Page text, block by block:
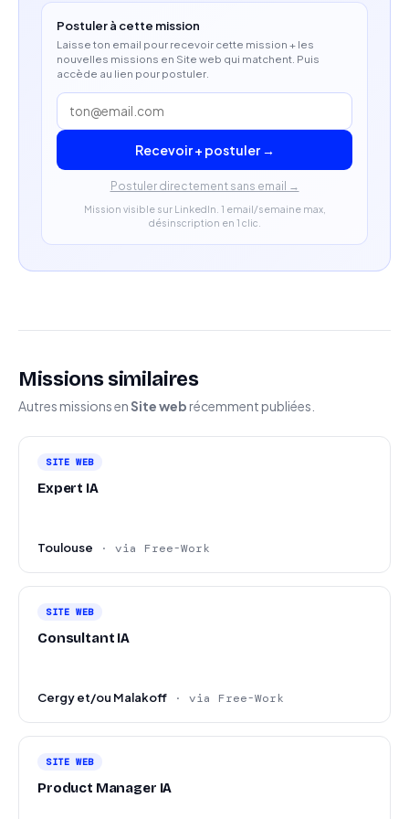
Postuler à cette mission
Laisse ton email pour recevoir cette mission + les
nouvelles missions en Site web qui matchent. Puis
accède au lien pour postuler.
Recevoir + postuler →
Postuler directement sans email →
Mission visible sur LinkedIn. 1 email/semaine max,
désinscription en 1 clic.
Missions similaires
Autres missions enSite web récemment publiées.
SITE WEB
Expert IA
Toulouse · via Free-Work
SITE WEB
Consultant IA
Cergy et/ou Malakoff · via Free-Work
SITE WEB
Product Manager IA